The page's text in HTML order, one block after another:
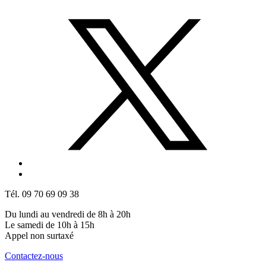
Tél. 09 70 69 09 38
Du lundi au vendredi de 8h à 20h
Le samedi de 10h à 15h
Appel non surtaxé
Contactez-nous